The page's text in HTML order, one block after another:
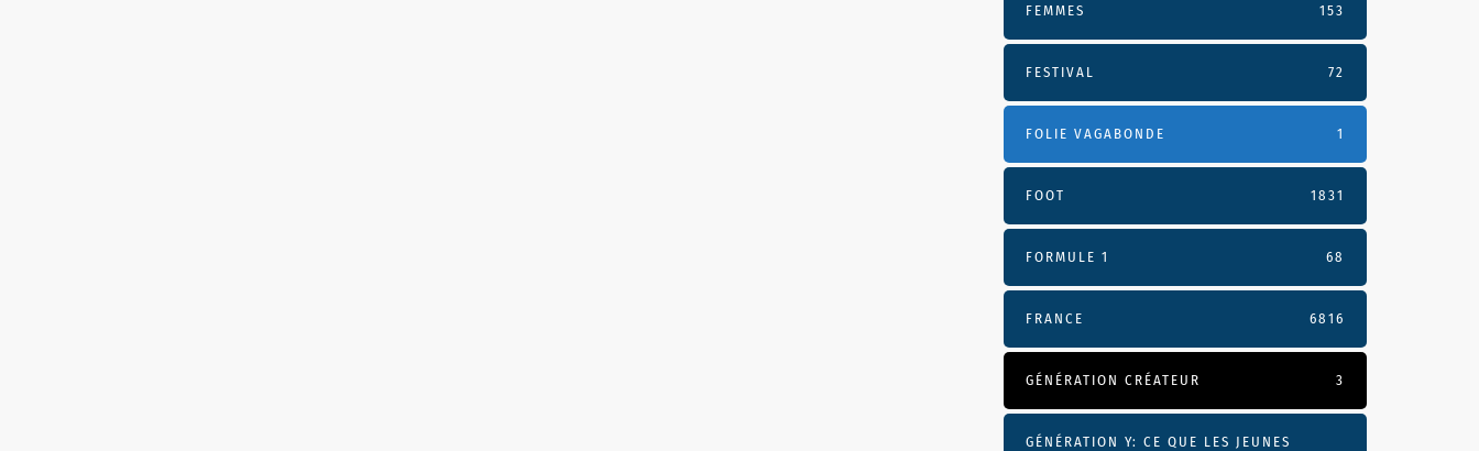
FEMMES 153
FESTIVAL 72
FOLIE VAGABONDE 1
FOOT 1831
FORMULE 1 68
FRANCE 6816
GÉNÉRATION CRÉATEUR 3
GÉNÉRATION Y: CE QUE LES JEUNES